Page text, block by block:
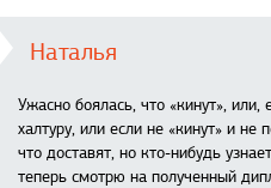
Наталья
Ужасно боялась, что «кинут», или,
халтуру, или если не «кинут» и не
что доставят, но кто-нибудь
теперь смотрю на полученный